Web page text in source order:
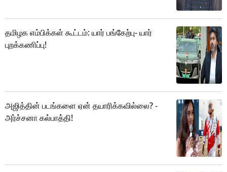
தமிழக எம்பிக்கள் கூட்டம்: யார் பங்கேற்பு- யார்
புறக்கணிப்பு!
அஜித்தின் படங்களை ஏன் தயாரிக்கவில்லை? -
அர்ச்சனா கல்பாத்தி!